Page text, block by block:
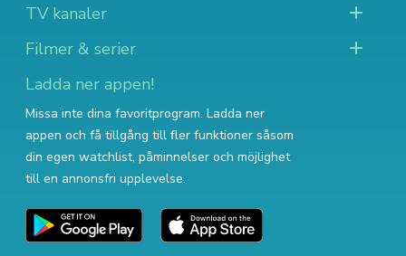
TV kanaler
Filmer & serier
Ladda ner appen!
Missa inte dina favoritprogram. Ladda ner
appen och få tillgång till fler funktioner såsom
din egen watchlist, påminnelser och möjlighet
till en annonsfri upplevelse.